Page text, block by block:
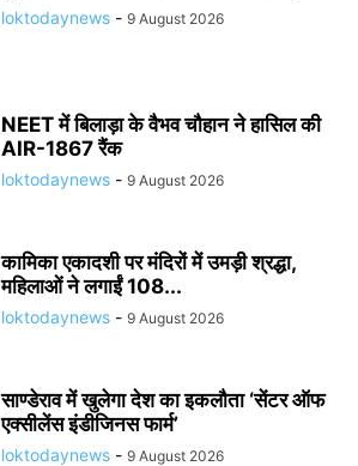
loktodaynews - 9 August 2026
NEET में बिलाड़ा के वैभव चौहान ने हासिल की
AIR-1867 रैंक
loktodaynews - 9 August 2026
कामिका एकादशी पर मंदिरों में उमड़ी श्रद्धा,
महिलाओं ने लगाईं 108...
loktodaynews - 9 August 2026
साण्डेराव में खुलेगा देश का इकलौता ‘सेंटर ऑफ
एक्सीलेंस इंडीजिनस फार्म’
loktodaynews - 9 August 2026